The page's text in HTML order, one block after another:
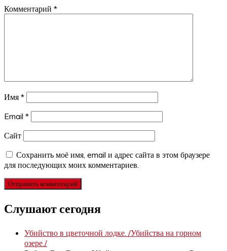
Комментарий *
Имя *
Email *
Сайт
Сохранить моё имя, email и адрес сайта в этом браузере
для последующих моих комментариев.
Слушают сегодня
Убийство в цветочной лодке. /Убийства на горном
озере./